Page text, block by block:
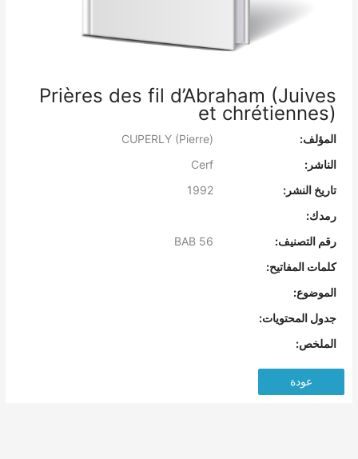
Prières des fil d’Abraham (Juives
et chrétiennes)
المؤلف:
الناشر:
Cerf
تاريخ النشر:
1992
رمدك:
رقم التصنيف:
كلمات المفاتيح:
الموضوع:
جدول المحتويات:
الملخص:
عودة